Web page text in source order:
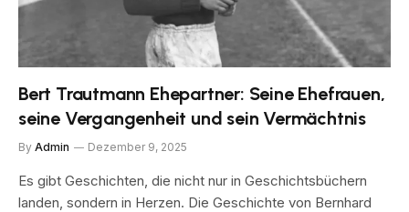
Bert Trautmann Ehepartner: Seine Ehefrauen,
seine Vergangenheit und sein Vermächtnis
By Admin Dezember 9, 2025
Es gibt Geschichten, die nicht nur in Geschichtsbüchern
landen, sondern in Herzen. Die Geschichte von Bernhard